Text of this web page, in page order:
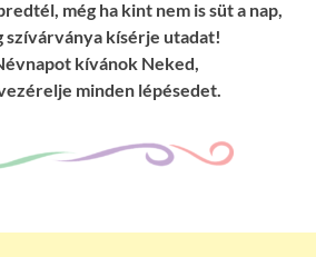
még ha kint nem is süt a nap,
szívárványa kísérje utadat!
kívánok Neked,
minden lépésedet.